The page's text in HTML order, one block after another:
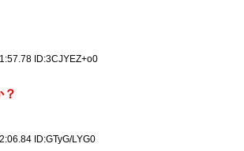
ID:3CJYEZ+o0
ID:GTyG/LYG0